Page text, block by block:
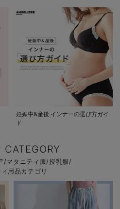
妊娠中&産後 インナーの選び方ガイ
ド
CATEGORY
/マタニティ服/授乳服/
用品カテゴリ